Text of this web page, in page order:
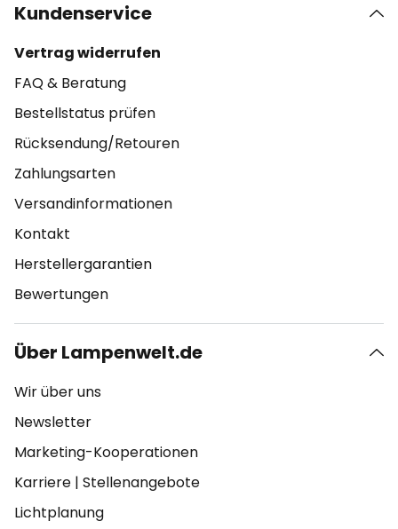
Kundenservice
Vertrag widerrufen
FAQ & Beratung
Bestellstatus prüfen
Rücksendung/Retouren
Zahlungsarten
Versandinformationen
Kontakt
Herstellergarantien
Bewertungen
Über Lampenwelt.de
Wir über uns
Newsletter
Marketing-Kooperationen
Karriere | Stellenangebote
Lichtplanung